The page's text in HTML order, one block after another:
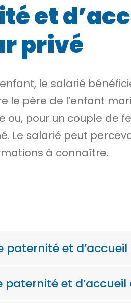
et
privé
le salarié
le père de l’enfant
ou, pour un couple de
Le salarié peut
à connaître.
et d’accueil
et d’accueil